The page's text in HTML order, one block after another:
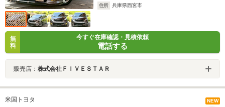
住所
兵庫県西宮市
無
料
今すぐ在庫確認・見積依頼
電話する
販売店： 株式会社ＦＩＶＥＳＴＡＲ
米国トヨタ NEW